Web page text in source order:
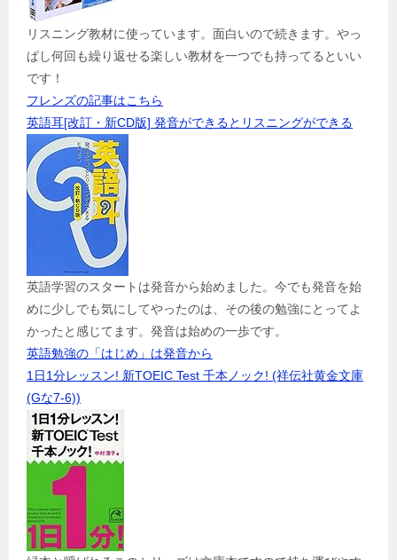
リスニング教材に使っています。面白いので続きます。やっ
ぱし何回も繰り返せる楽しい教材を一つでも持ってるといい
です！
フレンズの記事はこちら
英語耳[改訂・新CD版] 発音ができるとリスニングができる
英語学習のスタートは発音から始めました。今でも発音を始
めに少しでも気にしてやったのは、その後の勉強にとってよ
かったと感じてます。発音は始めの一歩です。
英語勉強の「はじめ」は発音から
1日1分レッスン! 新TOEIC Test 千本ノック! (祥伝社黄金文庫
(Gな7-6))